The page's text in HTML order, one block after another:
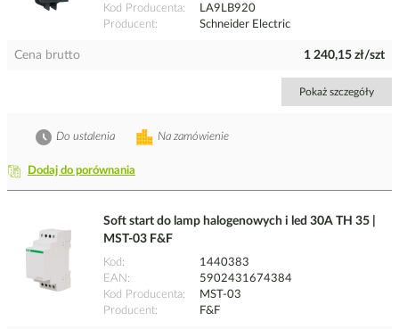
Kod Producenta
LA9LB920
Producent
Schneider Electric
Cena brutto 1 240,15 zł/szt
Pokaż szczegóły
Dodaj do porównania
Na zamówienie
Do ustalenia
Soft start do lamp halogenowych i led 30A TH 35 |
MST-03 F&F
Kod
1440383
EAN
5902431674384
Kod Producenta
MST-03
Producent
F&F